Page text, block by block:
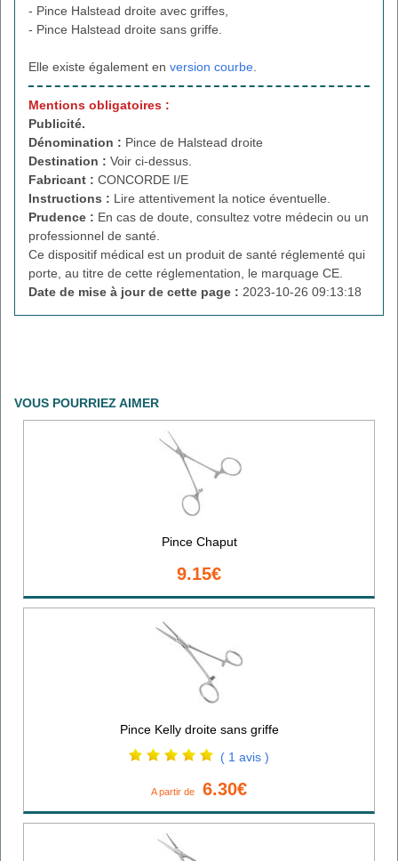
- Pince Halstead droite avec griffes,
- Pince Halstead droite sans griffe.
Elle existe également en version courbe
Mentions obligatoires :
Publicité.
Dénomination : Pince de Halstead droite
Destination : Voir ci-dessus.
Fabricant : CONCORDE I/E
Instructions : Lire attentivement la notice éventuelle.
Prudence : En cas de doute, consultez votre médecin ou un
professionnel de santé.
Ce dispositif médical est un produit de santé réglementé qui
porte, au titre de cette réglementation, le marquage CE.
Date de mise à jour de cette page : 2023-10-26 09:13:18
VOUS POURRIEZ AIMER
Pince Chaput
9.15€
Pince Kelly droite sans griffe
( 1 avis )
A partir de 6.30€